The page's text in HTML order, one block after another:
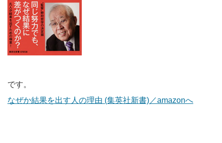
です。
なぜか結果を出す人の理由 (集英社新書)／amazonへ